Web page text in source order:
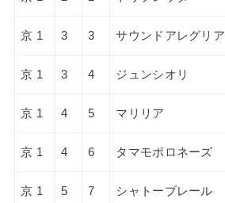
京 1 3 3 サウンドアレグリア
京 1 3 4 ジュンシオリ
京 1 4 5 マリリア
京 1 4 6 タマモポロネーズ
京 1 5 7 シャトーブレール